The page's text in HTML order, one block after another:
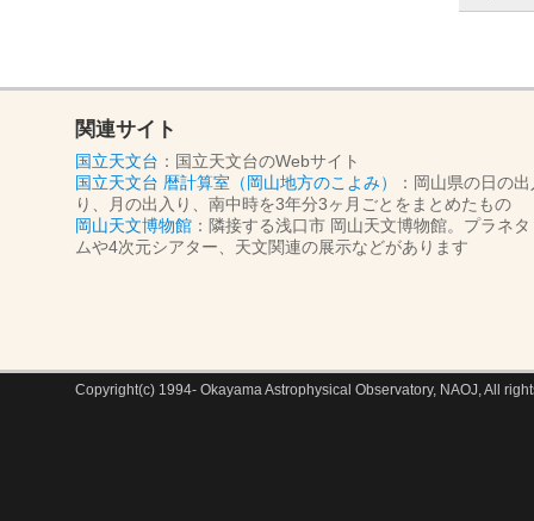
関連サイト
国立天文台 ：国立天文台のWebサイト
国立天文台 暦計算室（岡山地方のこよみ）
：岡山県の日の
り、月の出入り、南中時を3年分3ヶ月ごとをまとめたもの
岡山天文博物館 ：隣接する浅口市 岡山天文博物館。プラネタ
ムや4次元シアター、天文関連の展示などがあります
Copyright(c) 1994- Okayama Astrophysical Observatory, NAOJ, All